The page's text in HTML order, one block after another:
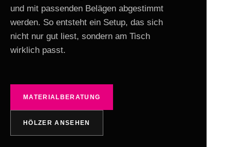
und mit passenden Belägen abgestimmt
werden. So entsteht ein Setup, das sich
nicht nur gut liest, sondern am Tisch
wirklich passt.
MATERIALBERATUNG
HÖLZER ANSEHEN